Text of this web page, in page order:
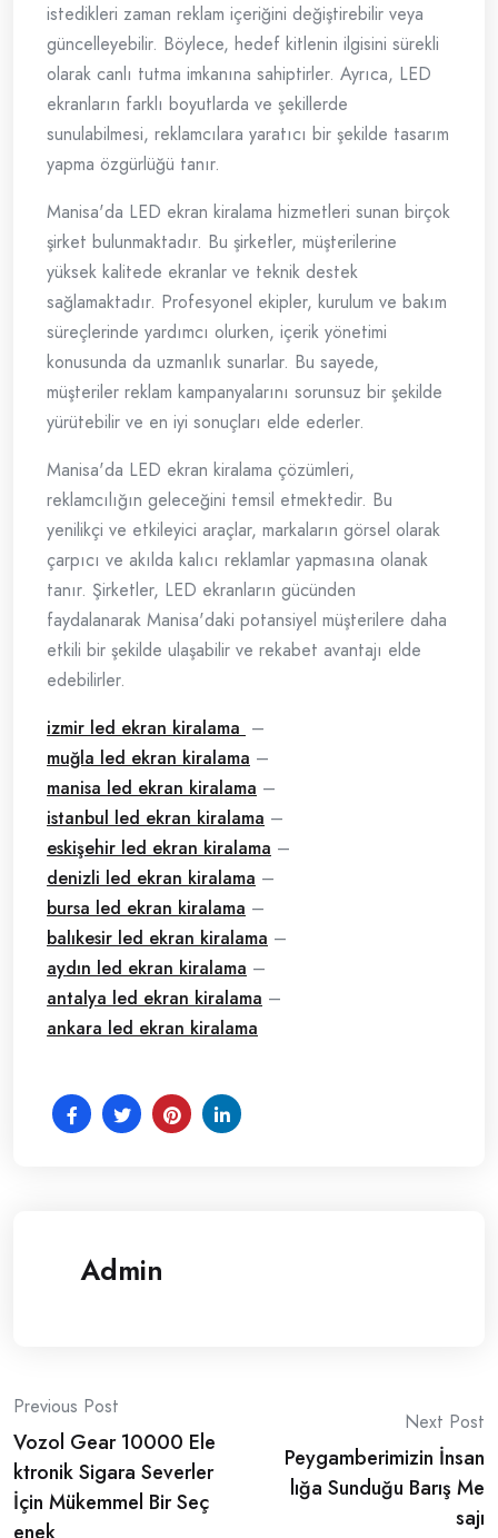
istedikleri zaman reklam içeriğini değiştirebilir veya
güncelleyebilir. Böylece, hedef kitlenin ilgisini sürekli
olarak canlı tutma imkanına sahiptirler. Ayrıca, LED
ekranların farklı boyutlarda ve şekillerde
sunulabilmesi, reklamcılara yaratıcı bir şekilde tasarım
yapma özgürlüğü tanır.
Manisa'da LED ekran kiralama hizmetleri sunan birçok
şirket bulunmaktadır. Bu şirketler, müşterilerine
yüksek kalitede ekranlar ve teknik destek
sağlamaktadır. Profesyonel ekipler, kurulum ve bakım
süreçlerinde yardımcı olurken, içerik yönetimi
konusunda da uzmanlık sunarlar. Bu sayede,
müşteriler reklam kampanyalarını sorunsuz bir şekilde
yürütebilir ve en iyi sonuçları elde ederler.
Manisa'da LED ekran kiralama çözümleri,
reklamcılığın geleceğini temsil etmektedir. Bu
yenilikçi ve etkileyici araçlar, markaların görsel olarak
çarpıcı ve akılda kalıcı reklamlar yapmasına olanak
tanır. Şirketler, LED ekranların gücünden
faydalanarak Manisa'daki potansiyel müşterilere daha
etkili bir şekilde ulaşabilir ve rekabet avantajı elde
edebilirler.
izmir led ekran kiralama –
muğla led ekran kiralama –
manisa led ekran kiralama –
istanbul led ekran kiralama –
eskişehir led ekran kiralama –
denizli led ekran kiralama –
bursa led ekran kiralama –
balıkesir led ekran kiralama –
aydın led ekran kiralama –
antalya led ekran kiralama –
ankara led ekran kiralama
Admin
Post
navigation
Previous Post
Vozol Gear 10000 Ele
ktronik Sigara Severler
İçin Mükemmel Bir Seç
Next Post
Peygamberimizin İnsan
lığa Sunduğu Barış Me
sajı